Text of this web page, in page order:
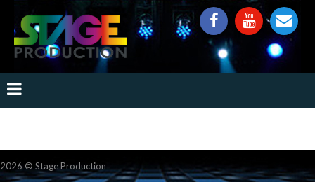
2026 © Stage Production